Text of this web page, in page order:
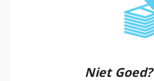
Niet